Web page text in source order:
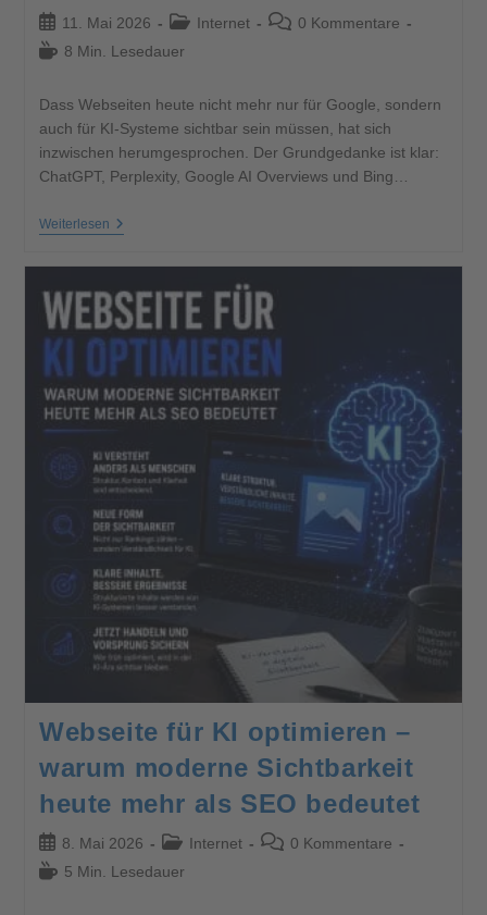
11. Mai 2026 Internet
0 Kommentare
8 Min. Lesedauer
Dass Webseiten heute nicht mehr nur für Google, sondern
auch für KI-Systeme sichtbar sein müssen, hat sich
inzwischen herumgesprochen. Der Grundgedanke ist klar:
ChatGPT, Perplexity, Google AI Overviews und Bing…
Weiterlesen
Webseite für KI optimieren –
warum moderne Sichtbarkeit
heute mehr als SEO bedeutet
8. Mai 2026 Internet
0 Kommentare
5 Min. Lesedauer